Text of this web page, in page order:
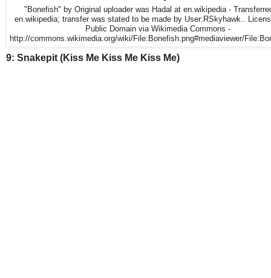
"Bonefish" by Original uploader was Hadal at en.wikipedia -
en.wikipedia; transfer was stated to be made by User:RSkyhawk..
Public Domain via Wikimedia Commons -
http://commons.wikimedia.org/wiki/File:Bonefish.png#mediaviewer/
9: Snakepit (Kiss Me Kiss Me Kiss Me)